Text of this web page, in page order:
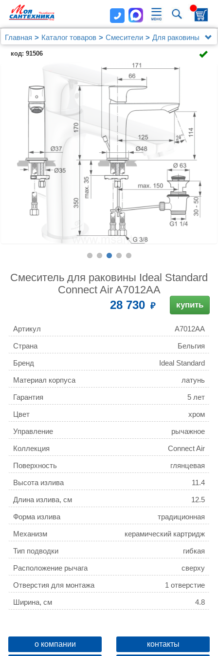
Главная Каталог товаров Смесители
Для раковины
Смеситель для раковины Ideal Standard Connect Air
A7012AA
код: 91506
Смеситель для раковины Ideal Standard
Connect Air A7012AA
28 730 купить
Артикул A7012AA
Страна Бельгия
Бренд Ideal Standard
Материал корпуса латунь
Гарантия 5 лет
Цвет хром
Управление рычажное
Коллекция Connect Air
Поверхность глянцевая
Высота излива 11.4
Длина излива, см 12.5
Форма излива традиционная
Механизм керамический картридж
Тип подводки гибкая
Расположение рычага сверху
Отверстия для монтажа 1 отверстие
Ширина, см 4.8
Глубина, см 17.1
Ограничение температуры нет
о компании контакты